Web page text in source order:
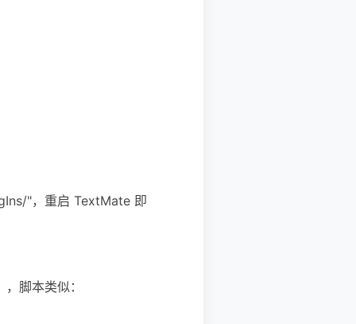
"，重启 TextMate 即
脚本类似：